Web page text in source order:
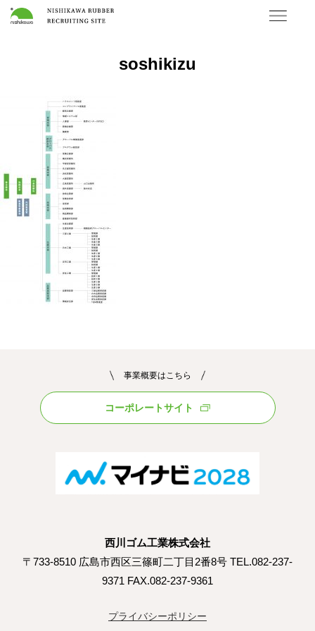
soshikizu
事業概要はこちら
コーポレートサイト
西川ゴム工業株式会社
〒733-8510 広島市西区三篠町二丁目2番8号 TEL.082-237-
9371 FAX.082-237-9361
プライバシーポリシー